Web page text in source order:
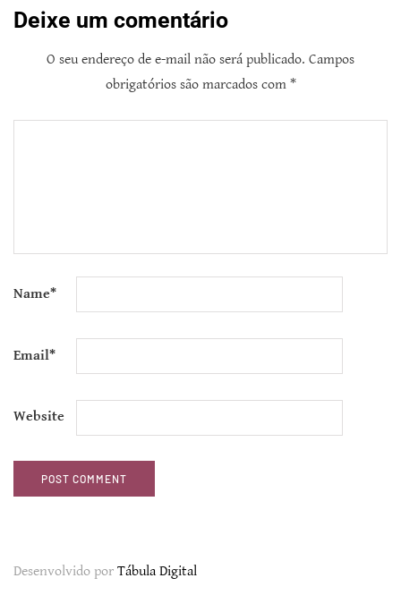
Deixe um comentário
O seu endereço de e-mail não será publicado. Campos
obrigatórios são marcados com *
Name*
Email*
Website
Desenvolvido por Tábula Digital